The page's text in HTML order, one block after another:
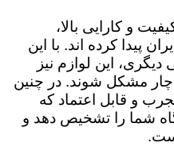
و کارایی بالا،
پیدا کرده اند. با این
دیگری، این لوازم نیز
مشکل شوند. در چنین
و قابل اعتماد که
شما را تشخیص دهد و